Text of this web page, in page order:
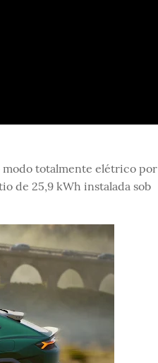
totalmente elétrico por
de 25,9 kWh instalada sob